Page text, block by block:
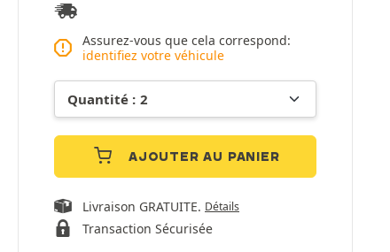
Assurez-vous que cela correspond:
identifiez votre véhicule
AJOUTER AU PANIER
Livraison GRATUITE. Détails
Transaction Sécurisée